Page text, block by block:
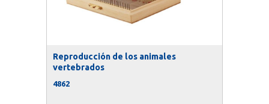
Reproducción de los animales
vertebrados
4862